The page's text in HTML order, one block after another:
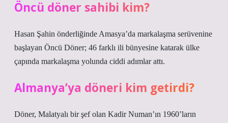
Öncü döner sahibi kim?
Hasan Şahin önderliğinde Amasya’da markalaşma serüvenine
başlayan Öncü Döner; 46 farklı ili bünyesine katarak ülke
çapında markalaşma yolunda ciddi adımlar attı.
Almanya’ya döneri kim getirdi?
Döner, Malatyalı bir şef olan Kadir Numan’ın 1960’ların